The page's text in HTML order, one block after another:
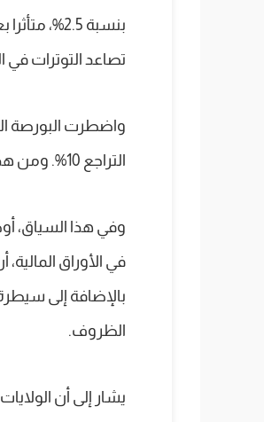
بنسبة
تصاعد التوترات في
التراجع 10%. ومن هذه الشركات: «بنك كريدي أجريكول»، و«راميدا»، و«كونتاكت فاينانشيال».
وفي هذا السياق،
في الأوراق
بالإضافة إلى
الظروف.
يشار إلى أن